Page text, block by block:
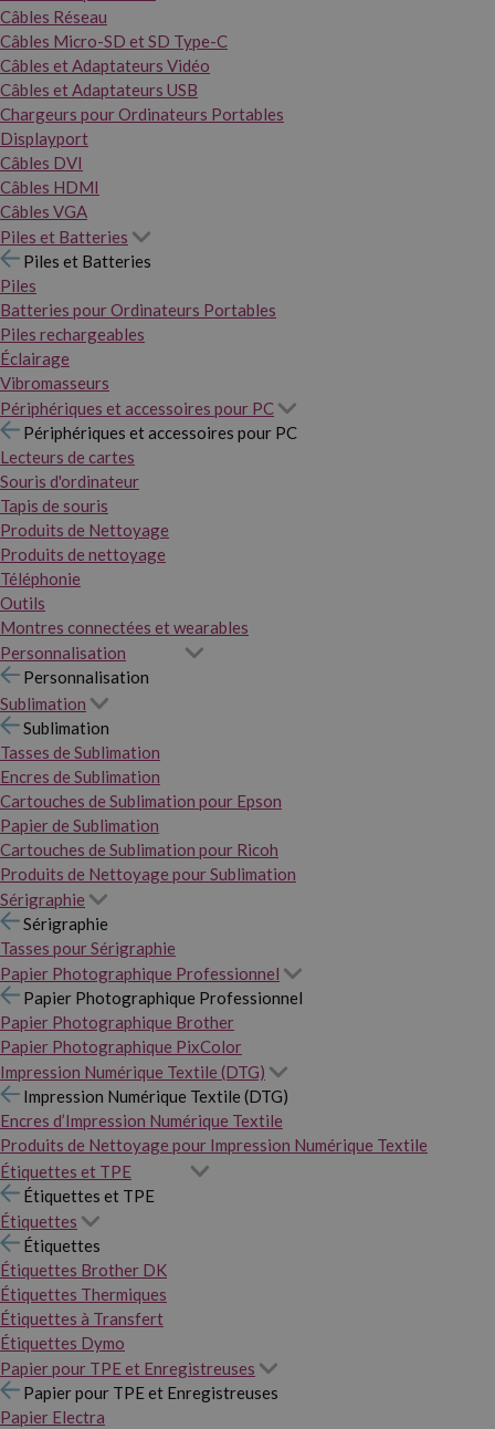
Câbles Réseau
Câbles Micro-SD et SD Type-C
Câbles et Adaptateurs Vidéo
Câbles et Adaptateurs USB
Chargeurs pour Ordinateurs Portables
Displayport
Câbles DVI
Câbles HDMI
Câbles VGA
Piles et Batteries
Piles et Batteries
Piles
Batteries pour Ordinateurs Portables
Piles rechargeables
Éclairage
Vibromasseurs
Périphériques et accessoires pour PC
Périphériques et accessoires pour PC
Lecteurs de cartes
Souris d'ordinateur
Tapis de souris
Produits de Nettoyage
Produits de nettoyage
Téléphonie
Outils
Montres connectées et wearables
Personnalisation
Personnalisation
Sublimation
Sublimation
Tasses de Sublimation
Encres de Sublimation
Cartouches de Sublimation pour Epson
Papier de Sublimation
Cartouches de Sublimation pour Ricoh
Produits de Nettoyage pour Sublimation
Sérigraphie
Sérigraphie
Tasses pour Sérigraphie
Papier Photographique Professionnel
Papier Photographique Professionnel
Papier Photographique Brother
Papier Photographique PixColor
Impression Numérique Textile (DTG)
Impression Numérique Textile (DTG)
Encres d’Impression Numérique Textile
Produits de Nettoyage pour Impression Numérique Textile
Étiquettes et TPE
Étiquettes et TPE
Étiquettes
Étiquettes
Étiquettes Brother DK
Étiquettes Thermiques
Étiquettes à Transfert
Étiquettes Dymo
Papier pour TPE et Enregistreuses
Papier pour TPE et Enregistreuses
Papier Electra